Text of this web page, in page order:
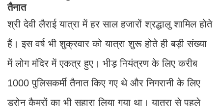
तैनात
श्री देवी लैराई यात्रा में हर साल हजारों श्रद्धालु शामिल होते
हैं। इस वर्ष भी शुक्रवार को यात्रा शुरू होते ही बड़ी संख्या
में लोग मंदिर में एकत्र हुए। भीड़ नियंत्रण के लिए करीब
1000 पुलिसकर्मी तैनात किए गए थे और निगरानी के लिए
ड्रोन कैमरों का भी सहारा लिया गया था। यात्रा से पहले